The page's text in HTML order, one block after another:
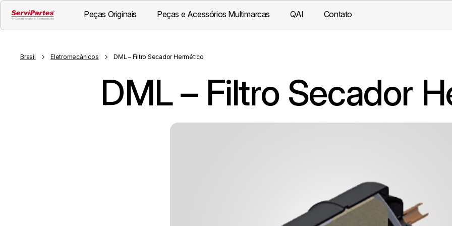
Peças Originais Peças e Acessórios Multimarcas QAI Contato
Brasil Eletromecânicos DML – Filtro Secador Hermético
DML – Filtro Secador